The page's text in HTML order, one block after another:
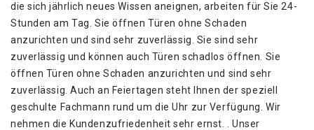
die sich jährlich neues Wissen aneignen, arbeiten für Sie 24-
Stunden am Tag. Sie öffnen Türen ohne Schaden
anzurichten und sind sehr zuverlässig. Sie sind sehr
zuverlässig und können auch Türen schadlos öffnen. Sie
öffnen Türen ohne Schaden anzurichten und sind sehr
zuverlässig. Auch an Feiertagen steht Ihnen der speziell
geschulte Fachmann rund um die Uhr zur Verfügung. Wir
nehmen die Kundenzufriedenheit sehr ernst. . Unser